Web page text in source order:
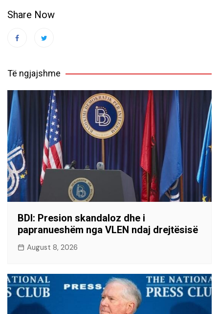
Share Now
Të ngjajshme
BDI: Presion skandaloz dhe i
papranueshëm nga VLEN ndaj drejtësisë
August 8, 2026